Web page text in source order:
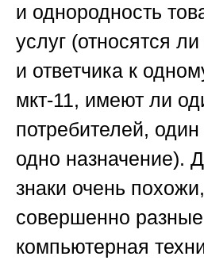
и однородность
услуг (относятся
и ответчика к
мкт-11, имеют ли
потребителей,
одно назначение).
знаки очень
совершенно
компьютерная